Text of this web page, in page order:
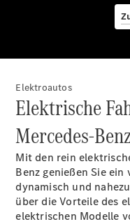
Elektroautos
Elektrische
Mercedes-
Mit den rein
Benz genießen Sie
dynamisch und
über die Vorteile des
elektrischen Modelle